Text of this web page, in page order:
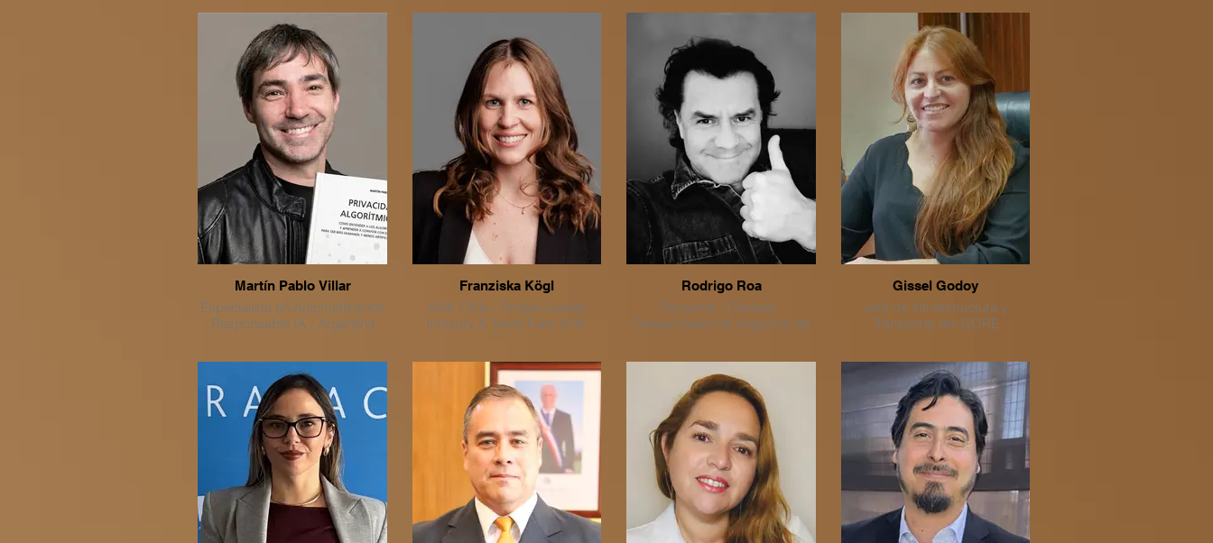
estrategias innovadoras en
inteligencia artificial, ciudadanía
digital y modernización del
Estado. Se desempeñó como
Subsecretario de Ciudad
Inteligente en el Gobierno de la
Ciudad de Buenos Aires,
liderando iniciativas de alto
impacto como plataformas de
IA y canales conversacionales
que transforman la relación
entre el Estado y las personas.
Su trabajo se centra en el uso
de tecnologías disruptivas
como Inteligencia Artificial,
Blockchain e IoT, para construir
ciudades más conectadas,
eficientes y centradas en las
de Innovación internacional.
Breve biografía (para uso del
moderador o web):
Kritsye Leiva cuenta con una
sólida trayectoria internacional
liderando proyectos de
innovación, transferencia
tecnológica y vinculación entre
la academia y la industria en
Chile y Brasil. Lidera iniciativas
internacionales en Cidade
Inovadora, donde coordina
relaciones estratégicas
enfocadas en el desarrollo de
innovación urbana y el
fortalecimiento de ciudades
inteligentes. Su trayectoria
incluye su rol como consultora
Nacional e Impact Hub,
diseñando programas de
extensionismo tecnológico a
gran escala, así como la
gestión de proyectos de
innovación y transferencia
tecnológica en universidades
de Brasil y Chile.
Martín Pablo Villar
Especialista en Automatización
Responsable IA - Argentina
Franziska Kögl
AHK Chile - Project Leader
Industry & Trade Fairs AHK
Chile
Cámara Chileno-Alemana de
Comercio e Industria A.G.
Rodrigo Roa
Sensenet - Canadá.
Desarrollador de negocios de
triple impacto, orientado a
y ambiental mediante la
creación de alianzas público-
privadas entre compañías
canadienses, empresas
chilenas e instituciones
estratégicas. Actualmente
enfocado en impulsar la
transferencia de tecnologías de
vanguardia en Physical AI, IoT,
Spatial Intelligence y Synthetics
Intelligence, con el propósito de
Gissel Godoy
Jefa de Infraestructura y
Transporte del GORE